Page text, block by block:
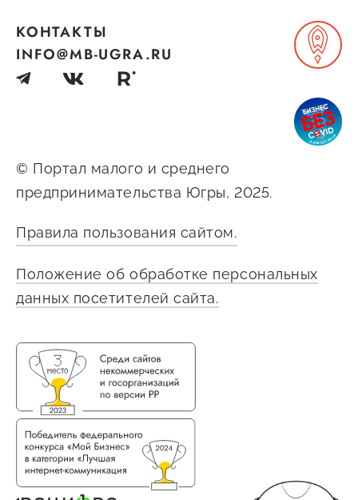
© Портал малого и среднего
предпринимательства Югры, 2025.
Правила пользования сайтом.
Положение об обработке персональных
данных посетителей сайта.
КОНТАКТЫ
INFO@MB-UGRA.RU